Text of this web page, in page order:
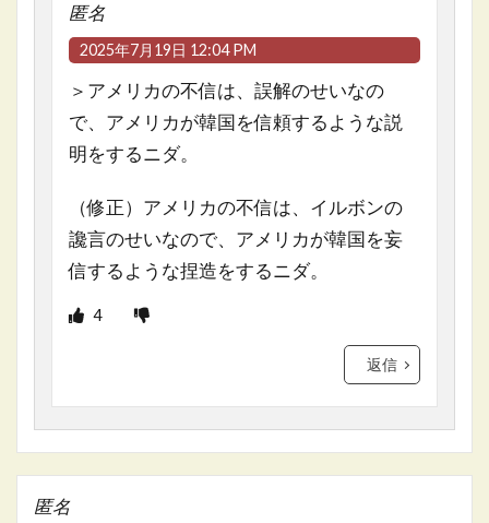
匿名
2025年7月19日 12:04 PM
＞アメリカの不信は、誤解のせいなの
で、アメリカが韓国を信頼するような説
明をするニダ。
（修正）アメリカの不信は、イルボンの
讒言のせいなので、アメリカが韓国を妄
信するような捏造をするニダ。
4
返信
匿名